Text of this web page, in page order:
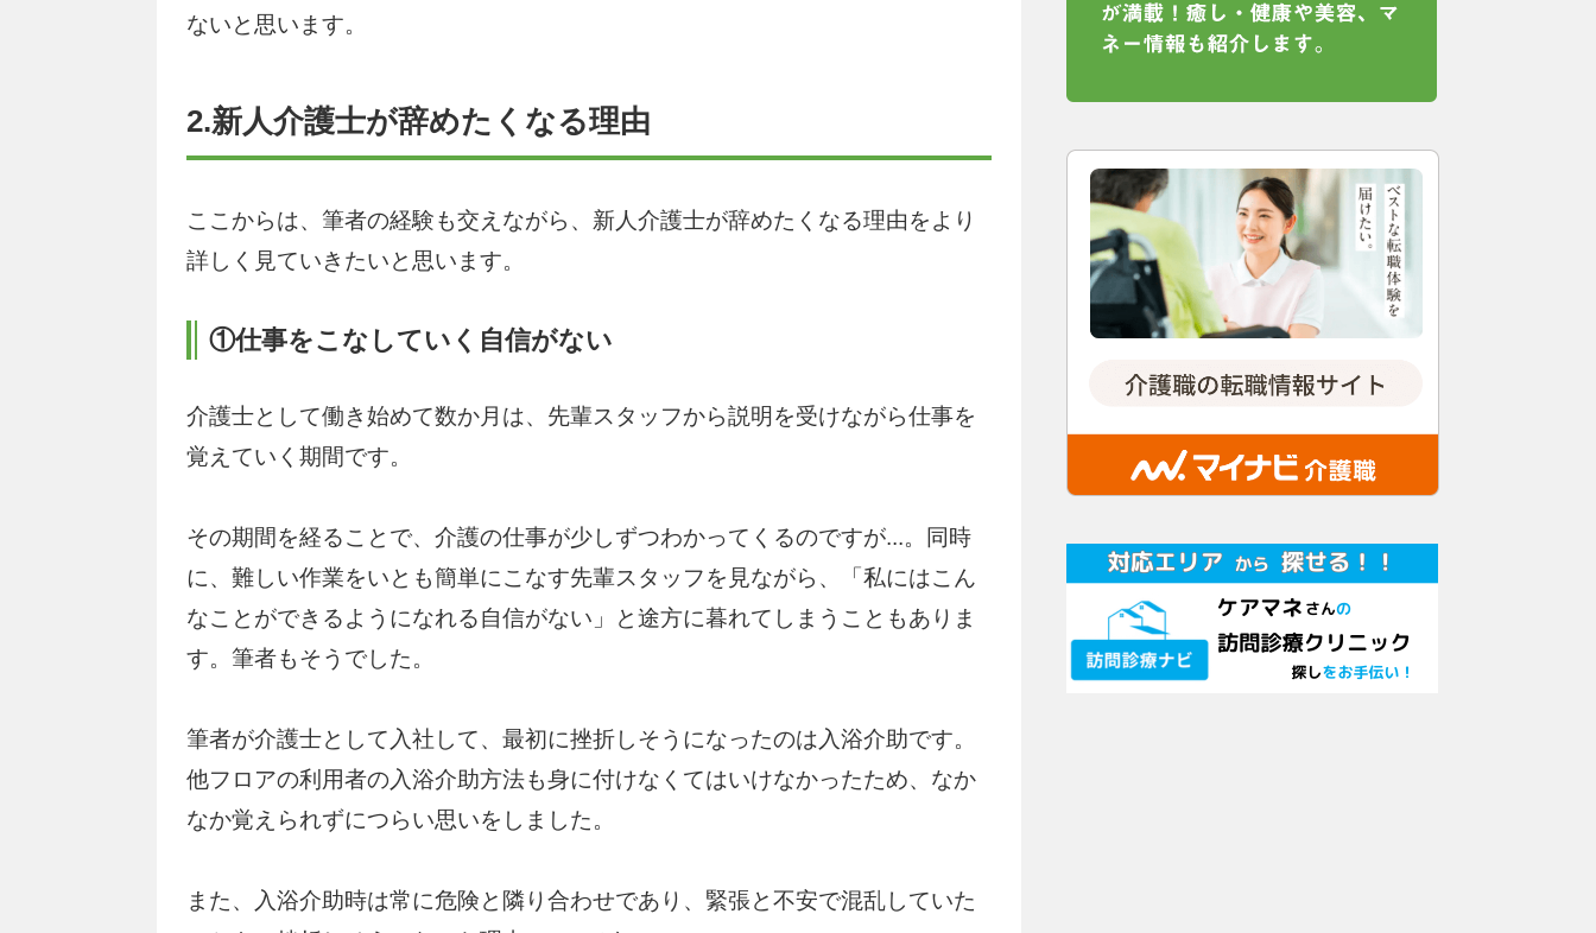
ないと思います。
2.新人介護士が辞めたくなる理由
ここからは、筆者の経験も交えながら、新人介護士が辞めたくなる理由をより
詳しく見ていきたいと思います。
①仕事をこなしていく自信がない
介護士として働き始めて数か月は、先輩スタッフから説明を受けながら仕事を
覚えていく期間です。
その期間を経ることで、介護の仕事が少しずつわかってくるのですが...。同時
に、難しい作業をいとも簡単にこなす先輩スタッフを見ながら、「私にはこん
なことができるようになれる自信がない」と途方に暮れてしまうこともありま
す。筆者もそうでした。
筆者が介護士として入社して、最初に挫折しそうになったのは入浴介助です。
他フロアの利用者の入浴介助方法も身に付けなくてはいけなかったため、なか
なか覚えられずにつらい思いをしました。
また、入浴介助時は常に危険と隣り合わせであり、緊張と不安で混乱していた